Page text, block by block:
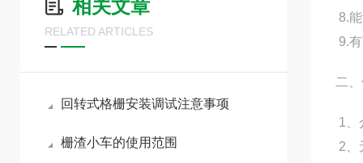
相关文章
RELATED ARTICLES
回转式格栅安装调试注意事项
栅渣小车的使用范围
8.
9.
二、
1、
2、